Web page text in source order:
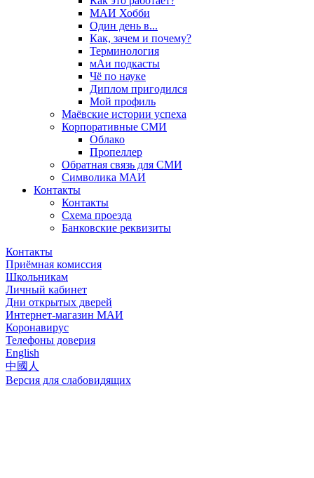
МАИ Хобби
Один день в...
Как, зачем и почему?
Терминология
мАи подкасты
Чё по науке
Диплом пригодился
Мой профиль
Маёвские истории успеха
Корпоративные СМИ
Облако
Пропеллер
Обратная связь для СМИ
Символика МАИ
Контакты
Контакты
Схема проезда
Банковские реквизиты
Контакты
Приёмная комиссия
Школьникам
Личный кабинет
Дни открытых дверей
Интернет-магазин МАИ
Коронавирус
Телефоны доверия
English
中國人
Версия для слабовидящих